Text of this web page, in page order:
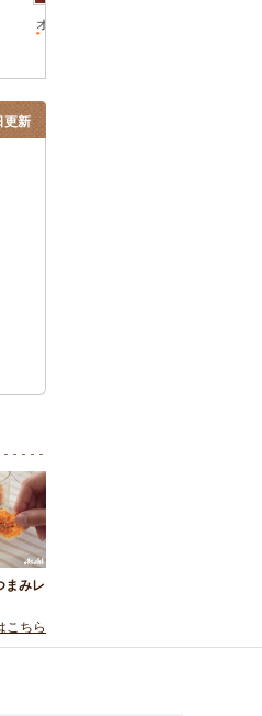
オレンジとグレープフル
更新
まみレ
こちら